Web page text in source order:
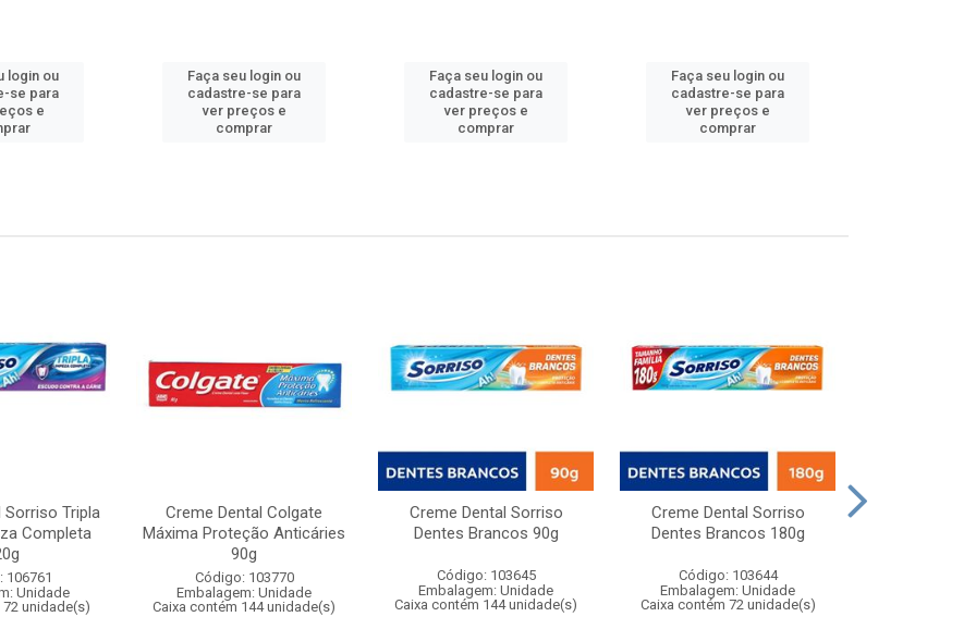
login ou
se para
e
Faça seu login ou
cadastre-se para
ver preços e
comprar
Faça seu login ou
cadastre-se para
ver preços e
comprar
Faça seu login ou
cadastre-se para
ver preços e
comprar
Sorriso Tripla
Completa
106761
Unidade
unidade(s)
Creme Dental Colgate
Máxima Proteção Anticáries
90g
Código: 103770
Embalagem: Unidade
Caixa contém 144 unidade(s)
Creme Dental Sorriso
Dentes Brancos 90g
Código: 103645
Embalagem: Unidade
Caixa contém 144 unidade(s)
Creme Dental Sorriso
Dentes Brancos 180g
Código: 103644
Embalagem: Unidade
Caixa contém 72 unidade(s)